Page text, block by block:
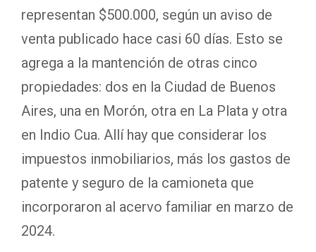
representan $500.000, según un aviso de
venta publicado hace casi 60 días. Esto se
agrega a la mantención de otras cinco
propiedades: dos en la Ciudad de Buenos
Aires, una en Morón, otra en La Plata y otra
en Indio Cua. Allí hay que considerar los
impuestos inmobiliarios, más los gastos de
patente y seguro de la camioneta que
incorporaron al acervo familiar en marzo de
2024.